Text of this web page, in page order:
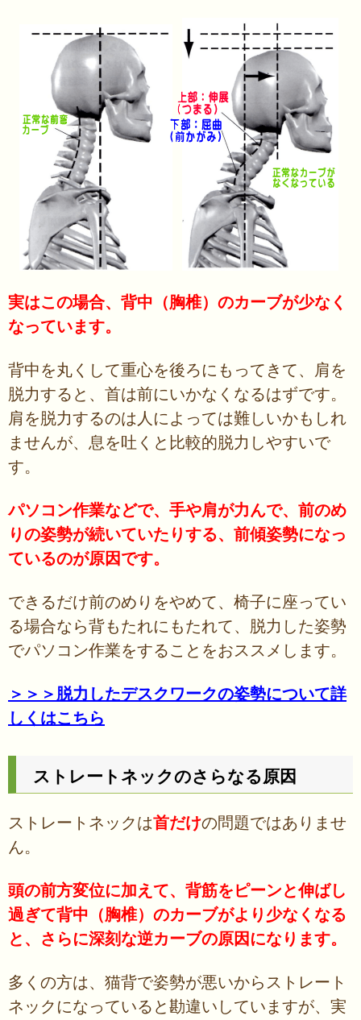
実はこの場合、背中（胸椎）のカーブが少なく
なっています。
背中を丸くして重心を後ろにもってきて、肩を
脱力すると、首は前にいかなくなるはずです。
肩を脱力するのは人によっては難しいかもしれ
ませんが、息を吐くと比較的脱力しやすいで
す。
パソコン作業などで、手や肩が力んで、前のめ
りの姿勢が続いていたりする、前傾姿勢になっ
ているのが原因です。
できるだけ前のめりをやめて、椅子に座ってい
る場合なら背もたれにもたれて、脱力した姿勢
でパソコン作業をすることをおススメします。
＞＞＞脱力したデスクワークの姿勢について詳
しくはこちら
ストレートネックのさらなる原因
ストレートネックは首だけの問題ではありませ
ん。
頭の前方変位に加えて、背筋をピーンと伸ばし
過ぎて背中（胸椎）のカーブがより少なくなる
と、さらに深刻な逆カーブの原因になります。
多くの方は、猫背で姿勢が悪いからストレート
ネックになっていると勘違いしていますが、実